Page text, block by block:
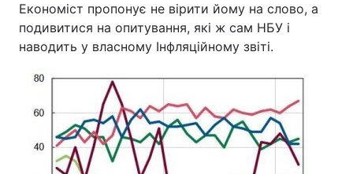
Економіст пропонує не вірити йому на слово, а
подивитися на опитування, які ж сам НБУ і
наводить у власному Інфляційному звіті.